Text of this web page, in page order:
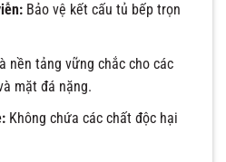
Bảo vệ kết cấu tủ bếp trọn
nền tảng vững chắc cho các
mặt đá nặng.
Không chứa các chất độc hại